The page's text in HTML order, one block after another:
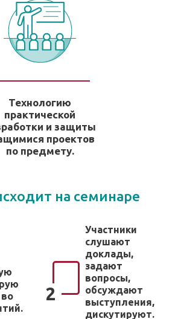
Технологию
практической
и защиты
проектов
по предмету.
на семинаре
2
Участники
слушают
доклады,
задают
вопросы,
обсуждают
выступления,
дискутируют.